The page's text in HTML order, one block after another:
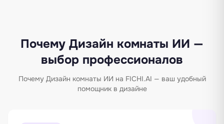
Почему Дизайн комнаты ИИ —
выбор профессионалов
Почему Дизайн комнаты ИИ на FICHI.AI — ваш удобный
помощник в дизайне